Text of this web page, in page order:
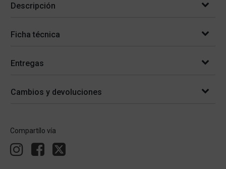
Descripción
Ficha técnica
Entregas
Cambios y devoluciones
Compartílo vía